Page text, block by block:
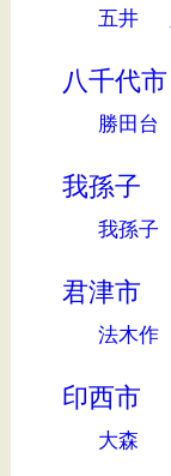
五井
八千代市
勝田台
我孫子
我孫子
君津市
法木作
印西市
大森